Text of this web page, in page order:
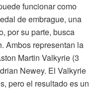
funcionar como
de embrague, una
por su parte, busca
Ambos representan la
Martin Valkyrie (3
Newey. El Valkyrie
pero el resultado es un